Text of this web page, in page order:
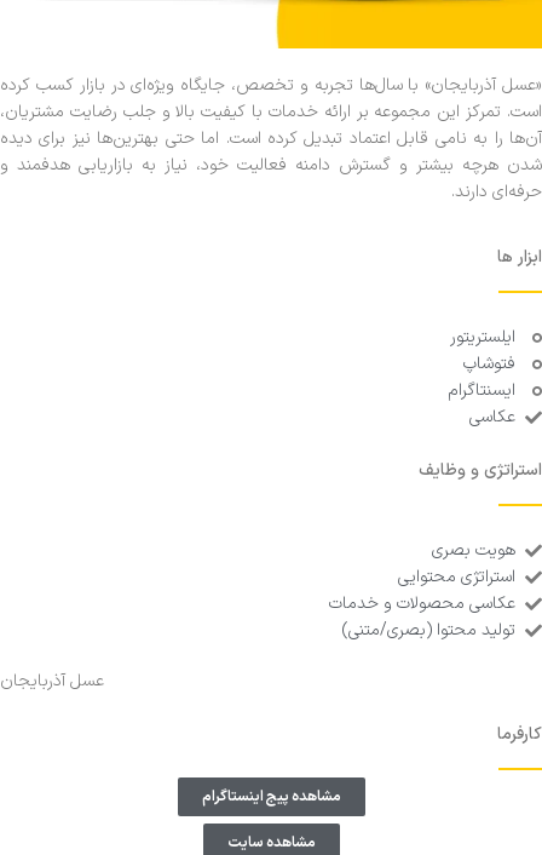
«عسل ‌آذربایجان» با سال‌ها تجربه و تخصص، جایگاه ویژه‌ای در بازار کسب کرده
است. تمرکز این مجموعه بر ارائه خدمات با کیفیت بالا و جلب رضایت مشتریان،
آن‌ها را به نامی قابل اعتماد تبدیل کرده است. اما حتی بهترین‌ها نیز برای دیده
شدن هرچه بیشتر و گسترش دامنه فعالیت خود، نیاز به بازاریابی هدفمند و
حرفه‌ای دارند.
ابزار ها
ایلستریتور
فتوشاپ
ایسنتاگرام
عکاسی
استراتژی و وظایف
هویت بصری
استراتژی محتوایی
عکاسی محصولات و خدمات
تولید محتوا (بصری/متنی)
عسل ‌آذربایجان
کارفرما
مشاهده پیج اینستاگرام
مشاهده سایت